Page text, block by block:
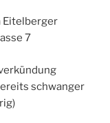
Eitelberger
7
schwanger